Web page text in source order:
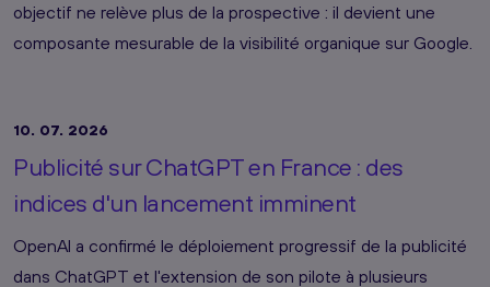
objectif ne relève plus de la prospective : il devient une
composante mesurable de la visibilité organique sur Google.
10. 07. 2026
Publicité sur ChatGPT en France : des
indices d'un lancement imminent
OpenAI a confirmé le déploiement progressif de la publicité
dans ChatGPT et l'extension de son pilote à plusieurs